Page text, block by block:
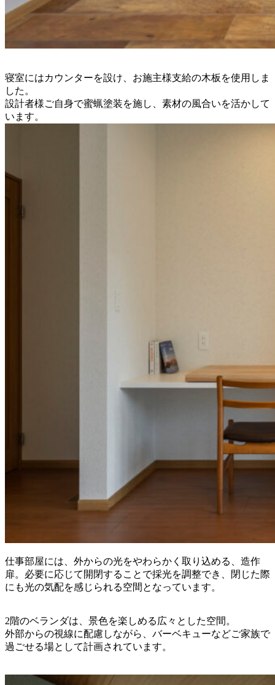
寝室にはカウンターを設け、お施主様支給の木板を使用しま
した。
設計者様ご自身で蜜蝋塗装を施し、素材の風合いを活かして
います。
仕事部屋には、外からの光をやわらかく取り込める、造作
扉。必要に応じて開閉することで採光を調整でき、閉じた際
にも光の気配を感じられる空間となっています。
2階のベランダは、景色を楽しめる広々とした空間。
外部からの視線に配慮しながら、バーベキューなどご家族で
過ごせる場として計画されています。